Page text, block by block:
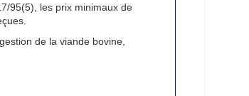
95(5), les prix minimaux de
de la viande bovine,